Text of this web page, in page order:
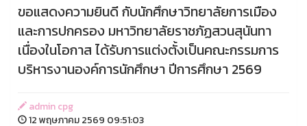
ขอแสดงความยินดี กับนักศึกษาวิทยาลัยการเมือง
และการปกครอง มหาวิทยาลัยราชภัฏสวนสุนันทา
เนื่องในโอกาส ได้รับการแต่งตั้งเป็นคณะกรรมการ
บริหารงานองค์การนักศึกษา ปีการศึกษา 2569
admin cpg
12 พฤษภาคม 2569 09:51:03